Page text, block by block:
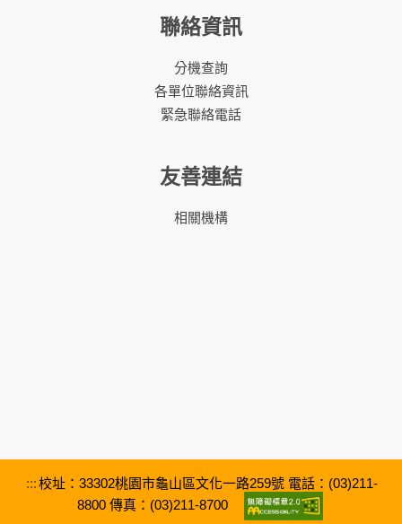
聯絡資訊
分機查詢
各單位聯絡資訊
緊急聯絡電話
友善連結
相關機構
:::校址：33302桃園市龜山區文化一路259號 電話：(03)211-
8800 傳真：(03)211-8700